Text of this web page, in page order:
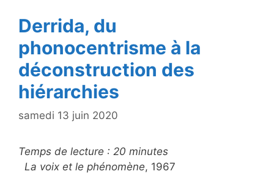
Derrida, du
phonocentrisme à la
déconstruction des
hiérarchies
samedi 13 juin 2020
Temps de lecture : 20 minutes
La voix et le phénomène, 1967